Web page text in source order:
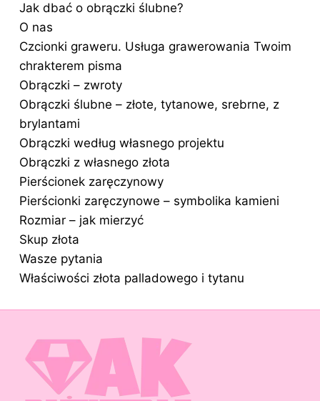
Jak dbać o obrączki ślubne?
O nas
Czcionki graweru. Usługa grawerowania Twoim
chrakterem pisma
Obrączki – zwroty
Obrączki ślubne – złote, tytanowe, srebrne, z
brylantami
Obrączki według własnego projektu
Obrączki z własnego złota
Pierścionek zaręczynowy
Pierścionki zaręczynowe – symbolika kamieni
Rozmiar – jak mierzyć
Skup złota
Wasze pytania
Właściwości złota palladowego i tytanu